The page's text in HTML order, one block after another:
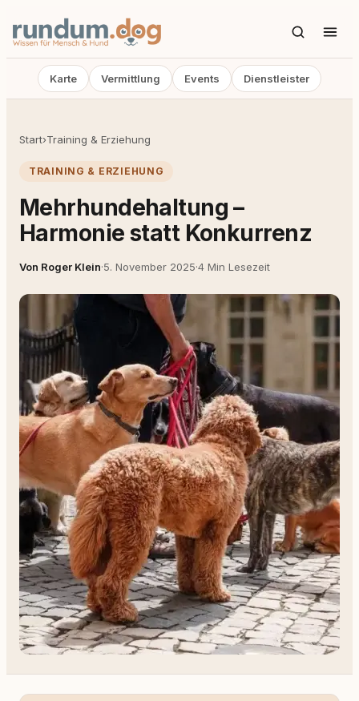
Karte Vermittlung Events Dienstleister
Start›Training & Erziehung
TRAINING & ERZIEHUNG
Mehrhundehaltung –
Harmonie statt Konkurrenz
Von Roger Klein·5. November 2025·4 Min Lesezeit